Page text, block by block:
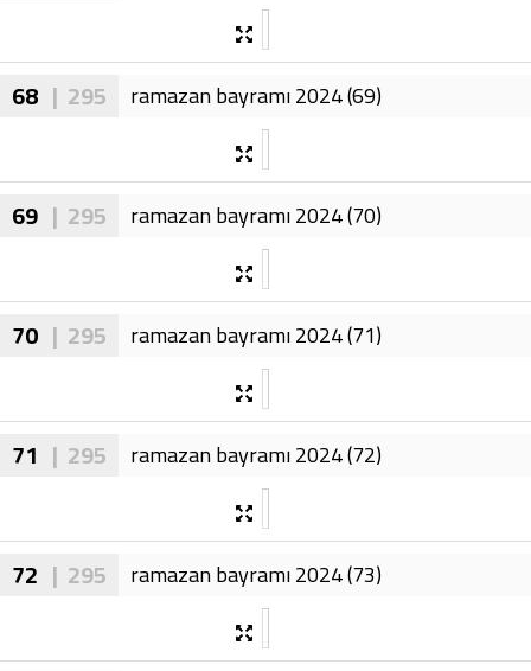
68 | 295 ramazan bayramı 2024 (69)
69 | 295 ramazan bayramı 2024 (70)
70 | 295 ramazan bayramı 2024 (71)
71 | 295 ramazan bayramı 2024 (72)
72 | 295 ramazan bayramı 2024 (73)